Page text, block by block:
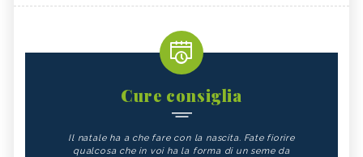
Cure consiglia
Il natale ha a che fare con la nascita. Fate fiorire
qualcosa che in voi ha la forma di un seme da